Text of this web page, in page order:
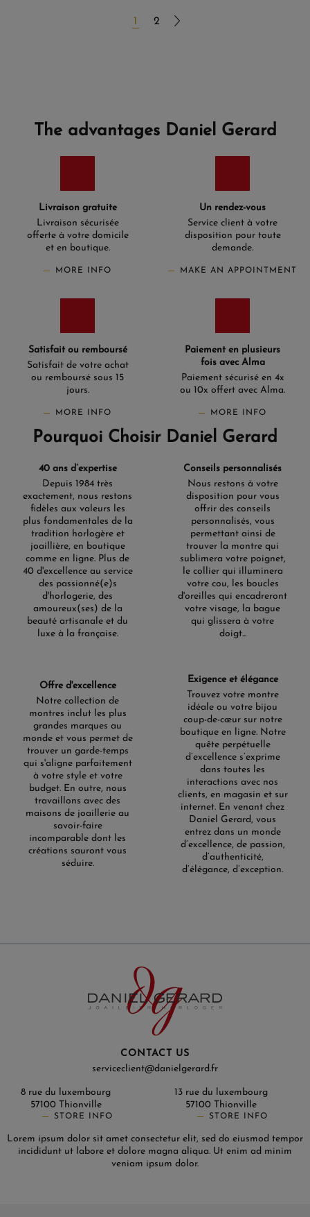
1 2
The advantages Daniel Gerard
Livraison gratuite
Livraison sécurisée
offerte à votre domicile
et en boutique.
MORE INFO
Un rendez-vous
Service client à votre
disposition pour toute
demande.
MAKE AN APPOINTMENT
Satisfait ou remboursé
Satisfait de votre achat
ou remboursé sous 15
jours.
MORE INFO
Paiement en plusieurs
fois avec Alma
Paiement sécurisé en 4x
ou 10x offert avec Alma.
MORE INFO
Pourquoi Choisir Daniel Gerard
40 ans d’expertise
Depuis 1984 très
exactement, nous restons
fidèles aux valeurs les
plus fondamentales de la
tradition horlogère et
joaillière, en boutique
comme en ligne. Plus de
40 d'excellence au service
des passionné(e)s
d'horlogerie, des
amoureux(ses) de la
beauté artisanale et du
luxe à la française.
Conseils personnalisés
Nous restons à votre
disposition pour vous
offrir des conseils
personnalisés, vous
permettant ainsi de
trouver la montre qui
sublimera votre poignet,
le collier qui illuminera
votre cou, les boucles
d'oreilles qui encadreront
votre visage, la bague
qui glissera à votre
doigt...
Offre d'excellence
Notre collection de
montres inclut les plus
grandes marques au
monde et vous permet de
trouver un garde-temps
qui s'aligne parfaitement
à votre style et votre
budget. En outre, nous
travaillons avec des
maisons de joaillerie au
savoir-faire
incomparable dont les
créations sauront vous
séduire.
Exigence et élégance
Trouvez votre montre
idéale ou votre bijou
coup-de-cœur sur notre
boutique en ligne. Notre
quête perpétuelle
d’excellence s’exprime
dans toutes les
interactions avec nos
clients, en magasin et sur
internet. En venant chez
Daniel Gerard, vous
entrez dans un monde
d’excellence, de passion,
d’authenticité,
d’élégance, d’exception.
CONTACT US
serviceclient@danielgerard.fr
8 rue du luxembourg
57100 Thionville
STORE INFO
13 rue du luxembourg
57100 Thionville
STORE INFO
Lorem ipsum dolor sit amet consectetur elit, sed do eiusmod tempor
incididunt ut labore et dolore magna aliqua. Ut enim ad minim
veniam ipsum dolor.